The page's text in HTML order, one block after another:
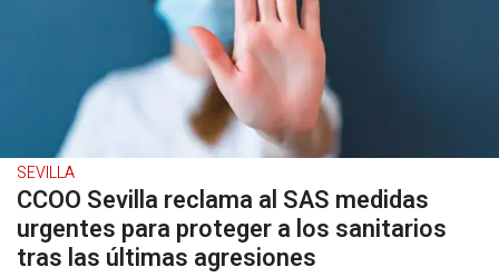
SEVILLA
CCOO Sevilla reclama al SAS medidas
urgentes para proteger a los sanitarios
tras las últimas agresiones